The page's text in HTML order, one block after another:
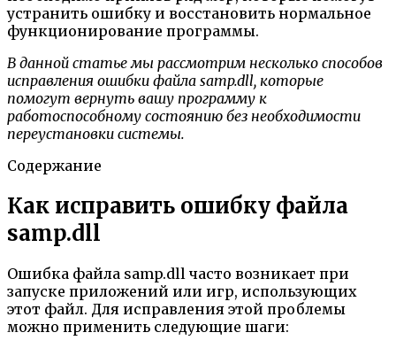
устранить ошибку и восстановить нормальное
функционирование программы.
В данной статье мы рассмотрим несколько способов
исправления ошибки файла samp.dll, которые
помогут вернуть вашу программу к
работоспособному состоянию без необходимости
переустановки системы.
Содержание
Как исправить ошибку файла
samp.dll
Ошибка файла samp.dll часто возникает при
запуске приложений или игр, использующих
этот файл. Для исправления этой проблемы
можно применить следующие шаги: